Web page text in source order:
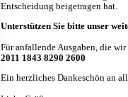
Entscheidung beigetragen hat.
Unterstützen Sie bitte unser
Für anfallende Ausgaben, die
2011 1843 8290 2600
Ein herzliches Dankeschön an